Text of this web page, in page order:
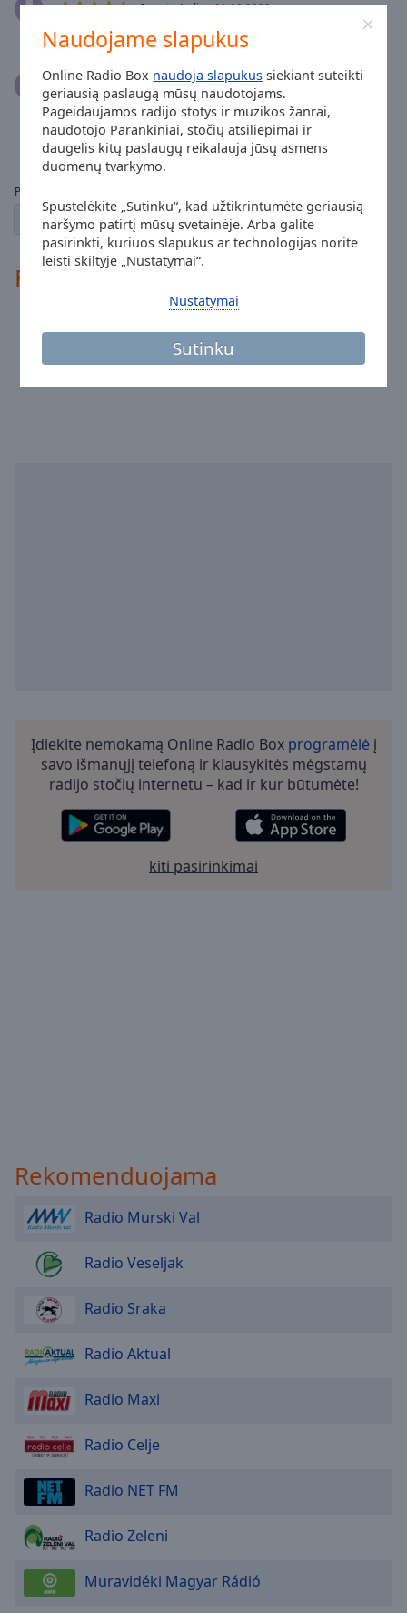
Naudojame slapukus
Online Radio Box naudoja slapukus siekiant suteikti
geriausią paslaugą mūsų naudotojams.
Pageidaujamos radijo stotys ir muzikos žanrai,
naudotojo Parankiniai, stočių atsiliepimai ir
daugelis kitų paslaugų reikalauja jūsų asmens
duomenų tvarkymo.
Spustelėkite „Sutinku“, kad užtikrintumėte geriausią
naršymo patirtį mūsų svetainėje. Arba galite
pasirinkti, kuriuos slapukus ar technologijas norite
leisti skiltyje „Nustatymai“.
Sutinku
Nustatymai
Done
End
window.
Ismeta Avdic 01.08.2022
Najbolja muzika svaka cast
Stranica Radijo Put Sreće
01.08.2022
Lijep pozdrav želimo svima slušaocima Radio Put
Sreće želimo vam ugodno slušanje
Puslapiai:
2 ← ankstesnis kitas →
Radijo kontaktai
@dj.merc656
Įdiekite nemokamą Online Radio Box programėlėį
savo išmanųjį telefoną ir klausykitės mėgstamų
radijo stočių internetu – kad ir kur būtumėte!
kiti pasirinkimai
Rekomenduojama
Radio Murski Val
Radio Veseljak
Radio Sraka
Radio Aktual
Radio Maxi
Radio Celje
Radio NET FM
Radio Zeleni
Muravidéki Magyar Rádió